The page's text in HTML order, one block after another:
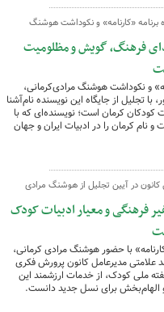
برنامه «کارنامه» و نکوداشت هوشنگ
فرهنگ، گویش و مظلومیت
و نکوداشت هوشنگ مرادی‌کرمانی،
تجلیل از جایگاه این نویسنده نام‌آشنا
کرمان است؛ نویسنده‌ای که با
و نام کرمان را در ادبیات ایران و جهان
کانون در آیین تجلیل از هوشنگ مرادی
فرهنگی و معیار ادبیات کودک
با حضور هوشنگ مرادی کرمانی،
علامتی مدیرعامل کانون پرورش فکری
ملی کودک، از خدمات ارزشمند این
و الهام‌بخش برای نسل جدید دانست.